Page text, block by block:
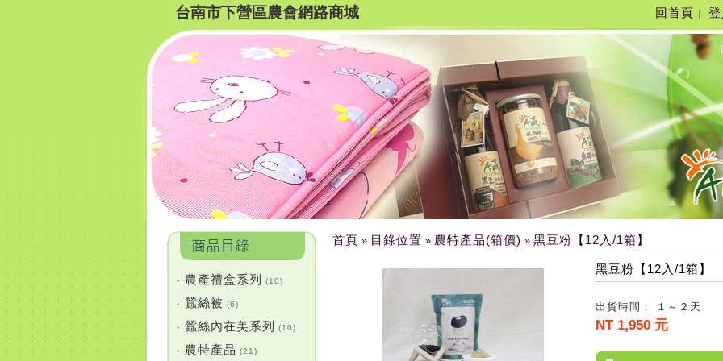
台南市下營區農會網路商城 回首頁
• 農產禮盒系列 (10)
• 蠶絲被 (6)
• 蠶絲內在美系列 (10)
• 農特產品 (21)
首頁 » 目錄位置 » 農特產品(箱價) » 黑豆粉【12入/1箱】
黑豆粉【12入/1箱】
出貨時間： １～２天
NT 1,950 元